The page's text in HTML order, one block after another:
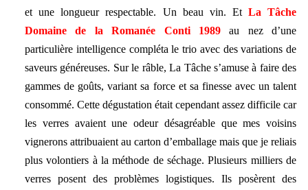
et une longueur respectable. Un beau vin. EtLa Tâche
Domaine de la Romanée Conti 1989 au nez d’une
particulière intelligence compléta le trio avec des variations de
saveurs généreuses. Sur le râble, La Tâche s’amuse à faire des
gammes de goûts, variant sa force et sa finesse avec un talent
consommé. Cette dégustation était cependant assez difficile car
les verres avaient une odeur désagréable que mes voisins
vignerons attribuaient au carton d’emballage mais que je reliais
plus volontiers à la méthode de séchage. Plusieurs milliers de
verres posent des problèmes logistiques. Ils posèrent des